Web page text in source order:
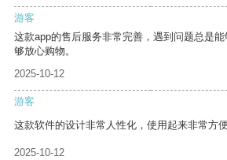
游客
这款app的售后服务非常完善，遇到问题总是
够放心购物。
2025-10-12
游客
这款软件的设计非常人性化，使用起来非常方便
2025-10-12